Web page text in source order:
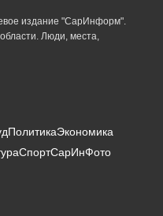
издание "СарИнформ".
Люди, места,
ПолитикаЭкономика
СпортСарИнФото